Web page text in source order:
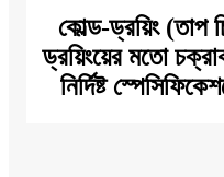
কোল্ড-ড্রয়িং (তাপ
ড্রয়িংয়ের মতো
নির্দিষ্ট